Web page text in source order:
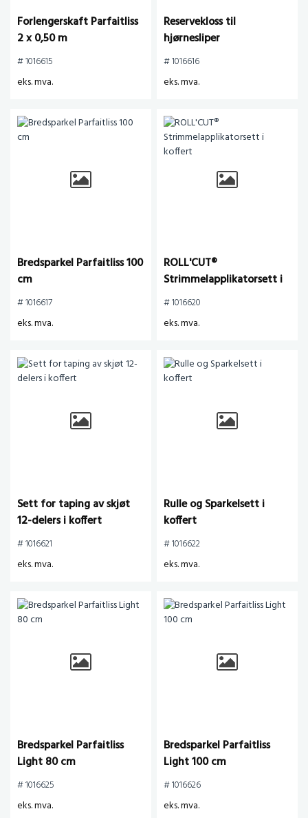
Forlengerskaft Parfaitliss
2 x 0,50 m
# 1016615
eks. mva.
Reservekloss til
hjørnesliper
# 1016616
eks. mva.
Bredsparkel Parfaitliss 100
cm
# 1016617
eks. mva.
ROLL'CUT®
Strimmelapplikatorsett i
koffert
# 1016620
eks. mva.
Sett for taping av skjøt
12-delers i koffert
# 1016621
eks. mva.
Rulle og Sparkelsett i
koffert
# 1016622
eks. mva.
Bredsparkel Parfaitliss
Light 80 cm
# 1016625
eks. mva.
Bredsparkel Parfaitliss
Light 100 cm
# 1016626
eks. mva.